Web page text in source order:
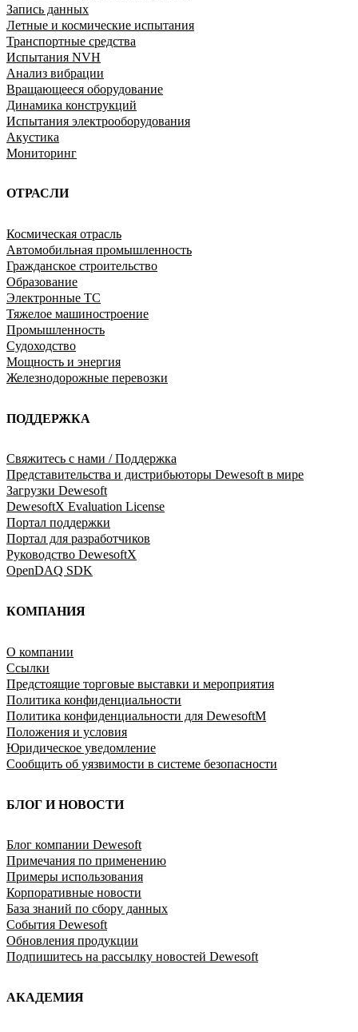
Запись данных
Летные и космические испытания
Транспортные средства
Испытания NVH
Анализ вибрации
Вращающееся оборудование
Динамика конструкций
Испытания электрооборудования
Акустика
Мониторинг
ОТРАСЛИ
Космическая отрасль
Автомобильная промышленность
Гражданское строительство
Образование
Электронные ТС
Тяжелое машиностроение
Промышленность
Судоходство
Мощность и энергия
Железнодорожные перевозки
ПОДДЕРЖКА
Свяжитесь с нами / Поддержка
Представительства и дистрибьюторы Dewesoft в мире
Загрузки Dewesoft
DewesoftX Evaluation License
Портал поддержки
Портал для разработчиков
Руководство DewesoftX
OpenDAQ SDK
КОМПАНИЯ
O компании
Ссылки
Предстоящие торговые выставки и мероприятия
Политика конфиденциальности
Политика конфиденциальности для DewesoftM
Положения и условия
Юридическое уведомление
Сообщить об уязвимости в системе безопасности
БЛОГ И НОВОСТИ
Блог компании Dewesoft
Примечания по применению
Примеры использования
Корпоративные новости
База знаний по сбору данных
События Dewesoft
Обновления продукции
Подпишитесь на рассылку новостей Dewesoft
АКАДЕМИЯ